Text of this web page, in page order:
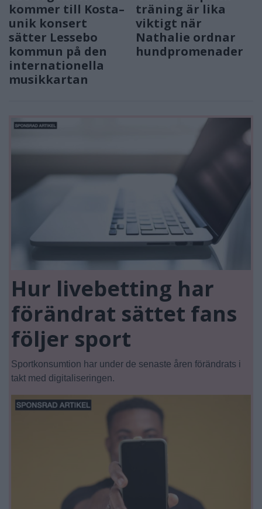
kommer till Kosta–
unik konsert
sätter Lessebo
kommun på den
internationella
musikkartan
träning är lika
viktigt när
Nathalie ordnar
hundpromenader
Hur livebetting har
förändrat sättet fans
följer sport
Sportkonsumtion har under de senaste åren förändrats i
takt med digitaliseringen.